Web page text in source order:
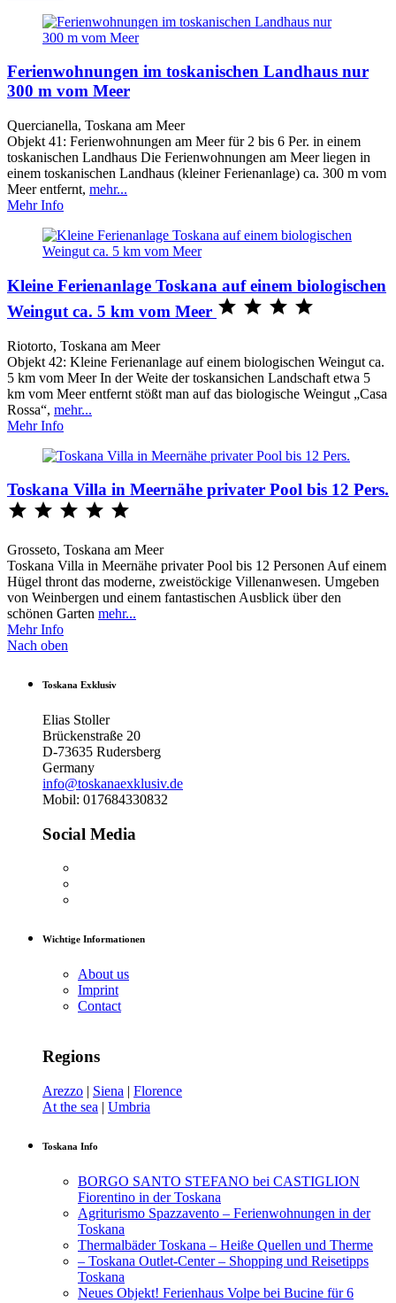
Ferienwohnungen im toskanischen Landhaus nur
300 m vom Meer
Quercianella, Toskana am Meer
Objekt 41: Ferienwohnungen am Meer für 2 bis 6 Per. in einem
toskanischen Landhaus Die Ferienwohnungen am Meer liegen in
einem toskanischen Landhaus (kleiner Ferienanlage) ca. 300 m vom
Meer entfernt, mehr...
Mehr Info
Kleine Ferienanlage Toskana auf einem biologischen
Weingut ca. 5 km vom Meer    
Riotorto, Toskana am Meer
Objekt 42: Kleine Ferienanlage auf einem biologischen Weingut ca.
5 km vom Meer In der Weite der toskansichen Landschaft etwa 5
km vom Meer entfernt stößt man auf das biologische Weingut „Casa
Rossa“, mehr...
Mehr Info
Toskana Villa in Meernähe privater Pool bis 12 Pers.
    
Grosseto, Toskana am Meer
Toskana Villa in Meernähe privater Pool bis 12 Personen Auf einem
Hügel thront das moderne, zweistöckige Villenanwesen. Umgeben
von Weinbergen und einem fantastischen Ausblick über den
schönen Garten mehr...
Mehr Info
Nach oben
Toskana Exklusiv
Elias Stoller
Brückenstraße 20
D-73635 Rudersberg
Germany
info@toskanaexklusiv.de
Mobil: 017684330832
Social Media
Wichtige Informationen
About us
Imprint
Contact
Regions
Arezzo | Siena | Florence
At the sea | Umbria
Toskana Info
BORGO SANTO STEFANO bei CASTIGLION
Fiorentino in der Toskana
Agriturismo Spazzavento – Ferienwohnungen in der
Toskana
Thermalbäder Toskana – Heiße Quellen und Therme
– Toskana Outlet-Center – Shopping und Reisetipps
Toskana
Neues Objekt! Ferienhaus Volpe bei Bucine für 6